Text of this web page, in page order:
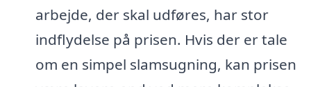
arbejde, der skal udføres, har stor
indflydelse på prisen. Hvis der er tale
om en simpel slamsugning, kan prisen